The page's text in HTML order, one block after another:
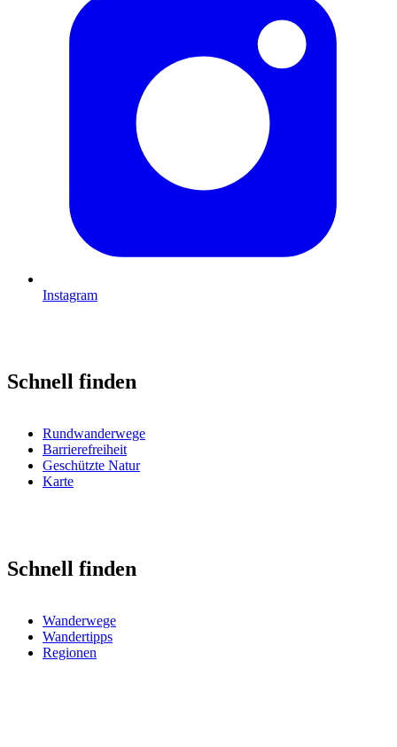
Instagram
Schnell finden
Rundwanderwege
Barrierefreiheit
Geschützte Natur
Karte
Schnell finden
Wanderwege
Wandertipps
Regionen